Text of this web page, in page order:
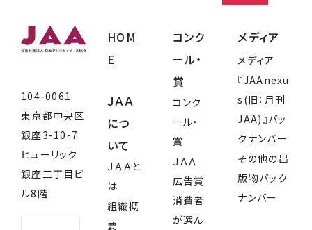
104-0061
東京都中央区
銀座3-10-7
ヒューリック
銀座三丁目ビ
ル8階
HOM
E
ＪＡＡ
につ
いて
ＪＡＡと
は
組織概
要
コンク
ール・
賞
コンク
ール・
賞
ＪＡＡ
広告賞
消費者
が選ん
メディア
メディア
『JAAnexu
s(旧：月刊
JAA)』バッ
クナンバー
その他の出
版物バック
ナンバー